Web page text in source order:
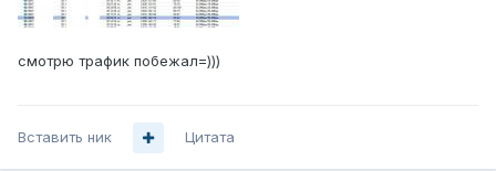
смотрю трафик побежал=)))
Вставить ник Цитата